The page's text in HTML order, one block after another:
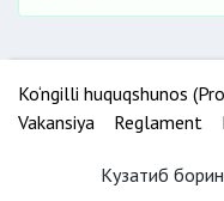
Ko‘ngilli huquqshunos
Vakansiya
Reglament
Кузатиб